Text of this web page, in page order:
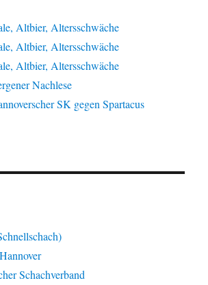
Altbier, Altersschwäche
Altbier, Altersschwäche
Altbier, Altersschwäche
Nachlese
SK gegen Spartacus
Schachverband